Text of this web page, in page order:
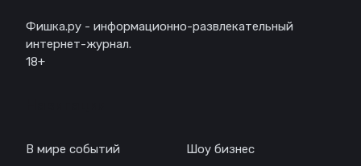
Фишка.ру - информационно-развлекательный
интернет-журнал.
18+
В мире событий
Шоу бизнес